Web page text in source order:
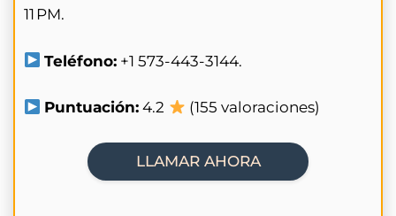
11 PM.
Teléfono: +1 573-443-3144.
Puntuación: 4.2 (155 valoraciones)
LLAMAR AHORA